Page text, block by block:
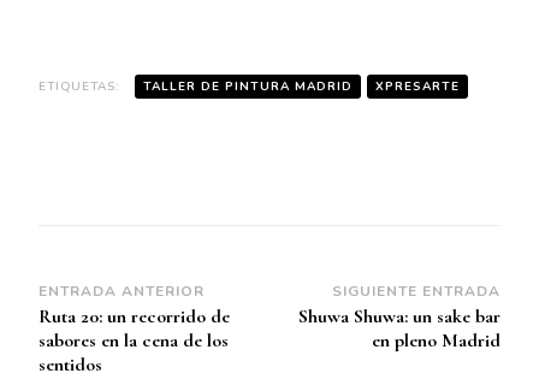
ETIQUETAS: TALLER DE PINTURA MADRID XPRESARTE
Navegación
de
entradas
ENTRADA ANTERIOR
Ruta 20: un recorrido de
sabores en la cena de los
sentidos
SIGUIENTE ENTRADA
Shuwa Shuwa: un sake bar
en pleno Madrid